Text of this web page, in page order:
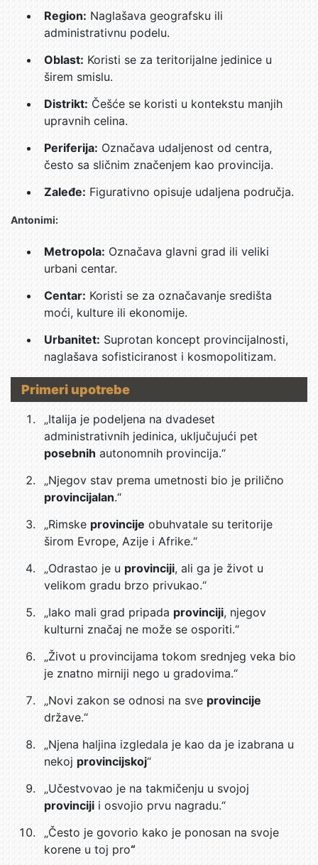
Region:Naglašava geografsku ili
administrativnu podelu.
Oblast: Koristi se za teritorijalne jedinice u
širem smislu.
Distrikt:Češće se koristi u kontekstu manjih
upravnih celina.
Periferija:Označava udaljenost od centra,
često sa sličnim značenjem kao provincija.
Zaleđe: Figurativno opisuje udaljena područja.
Antonimi:
Metropola:Označava glavni grad ili veliki
urbani centar.
Centar: Koristi se za označavanje središta
moći, kulture ili ekonomije.
Urbanitet: Suprotan koncept provincijalnosti,
naglašava sofisticiranost i kosmopolitizam.
Primeri upotrebe
„Italija je podeljena na dvadeset
administrativnih jedinica, uključujući pet
posebnih autonomnih provincija.“
„Njegov stav prema umetnosti bio je prilično
provincijalan.“
„Rimskeprovincijeobuhvatale su teritorije
širom Evrope, Azije i Afrike.“
„Odrastao je uprovinciji, ali ga je život u
velikom gradu brzo privukao.“
„Iako mali grad pripada provinciji, njegov
kulturni značaj ne može se osporiti.“
„Život u provincijama tokom srednjeg veka bio
je znatno mirniji nego u gradovima.“
„Novi zakon se odnosi na sve provincije
države.“
„Njena haljina izgledala je kao da je izabrana u
nekoj provincijskoj“
„Učestvovao je na takmičenju u svojoj
provinciji i osvojio prvu nagradu.“
„Često je govorio kako je ponosan na svoje
korene u toj pro“